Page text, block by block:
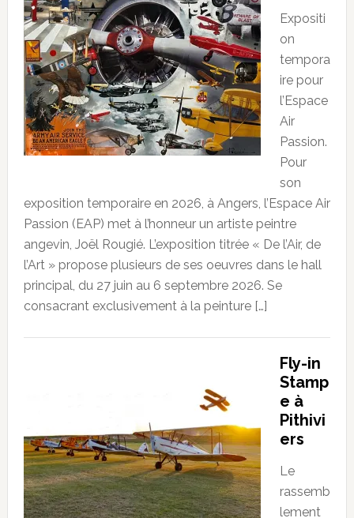
Expositi
on
tempora
ire pour
l’Espace
Air
Passion.
Pour
son
exposition temporaire en 2026, à Angers, l’Espace Air
Passion (EAP) met à l’honneur un artiste peintre
angevin, Joël Rougié. L’exposition titrée « De l’Air, de
l’Art » propose plusieurs de ses oeuvres dans le hall
principal, du 27 juin au 6 septembre 2026. Se
consacrant exclusivement à la peinture […]
Fly-in
Stamp
e à
Pithivi
ers
Le
rassemb
lement